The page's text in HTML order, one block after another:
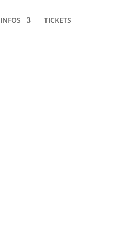
INFOS TICKETS